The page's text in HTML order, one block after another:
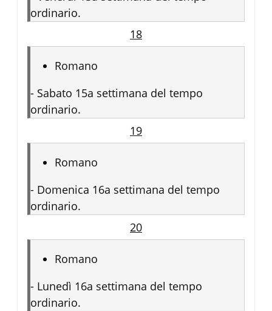
ordinario.
18
Romano
- Sabato 15a settimana del tempo
ordinario.
19
Romano
- Domenica 16a settimana del tempo
ordinario.
20
Romano
- Lunedì 16a settimana del tempo
ordinario.